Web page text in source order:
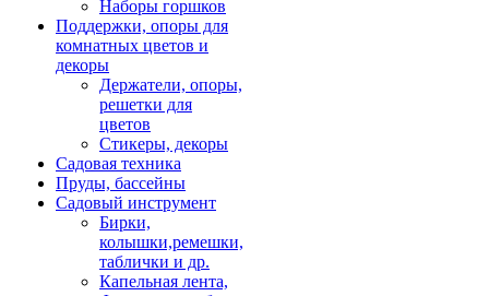
Наборы горшков
Поддержки, опоры для
комнатных цветов и
декоры
Держатели, опоры,
решетки для
цветов
Стикеры, декоры
Садовая техника
Пруды, бассейны
Садовый инструмент
Бирки,
колышки,ремешки,
таблички и др.
Капельная лента,